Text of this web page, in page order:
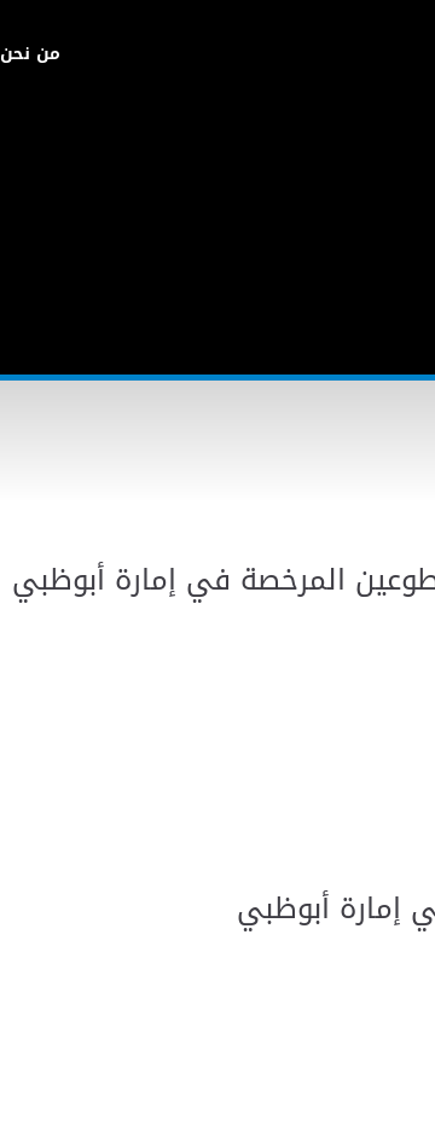
من نحن
المرخصة في إمارة أبوظبي
إمارة أبوظبي